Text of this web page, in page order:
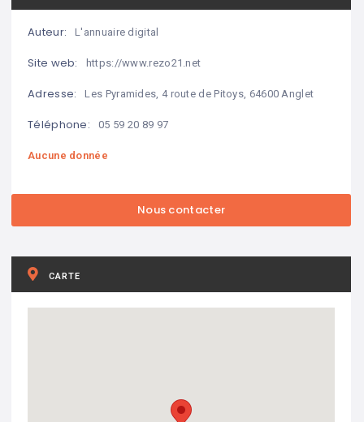
Auteur: L'annuaire digital
Site web: https://www.rezo21.net
Adresse: Les Pyramides, 4 route de Pitoys, 64600 Anglet
Téléphone: 05 59 20 89 97
Aucune donnée
CARTE